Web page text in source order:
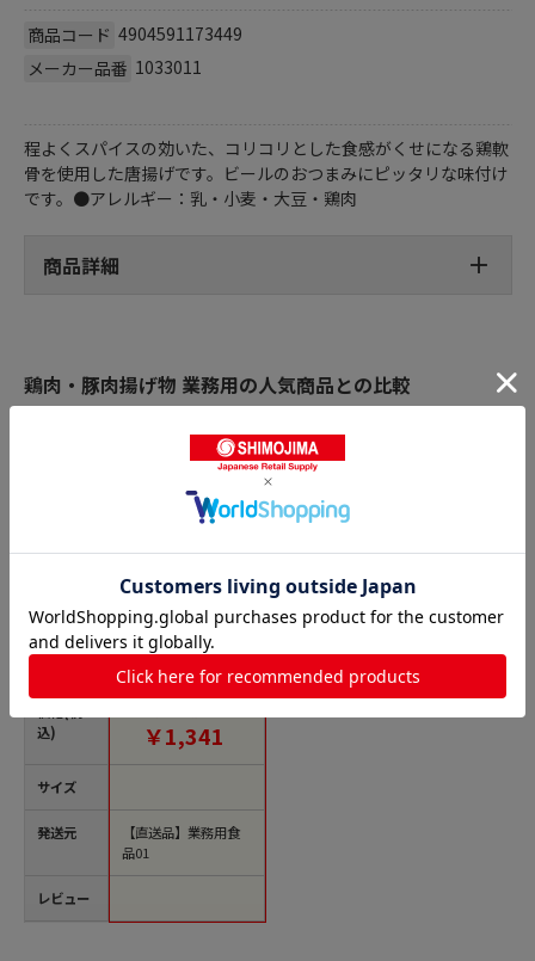
商品コード 4904591173449
メーカー品番 1033011
程よくスパイスの効いた、コリコリとした食感がくせになる鶏軟
骨を使用した唐揚げです。ビールのおつまみにピッタリな味付け
です。●アレルギー：乳・小麦・大豆・鶏肉
商品詳細
鶏肉・豚肉揚げ物 業務用の人気商品との比較
商品名
込)
サイズ
発送元
レビュー
ちぬや冷食 味のちぬ
や 鶏軟骨唐揚 500g
冷凍 1袋※軽（ご注文
単位1袋）※注文上限
￥1,341
【直送品】業務用食
品01